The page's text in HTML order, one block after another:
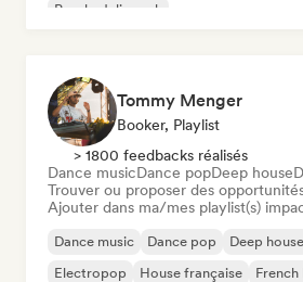
Psychedelic rock
Tommy Menger
Booker, Playlist
> 1800 feedbacks réalisés
Dance musicDance popDeep house
Trouver ou proposer des
Ajouter dans ma/mes playlist(s)
Dance music Dance pop Deep house
Electropop
House française French